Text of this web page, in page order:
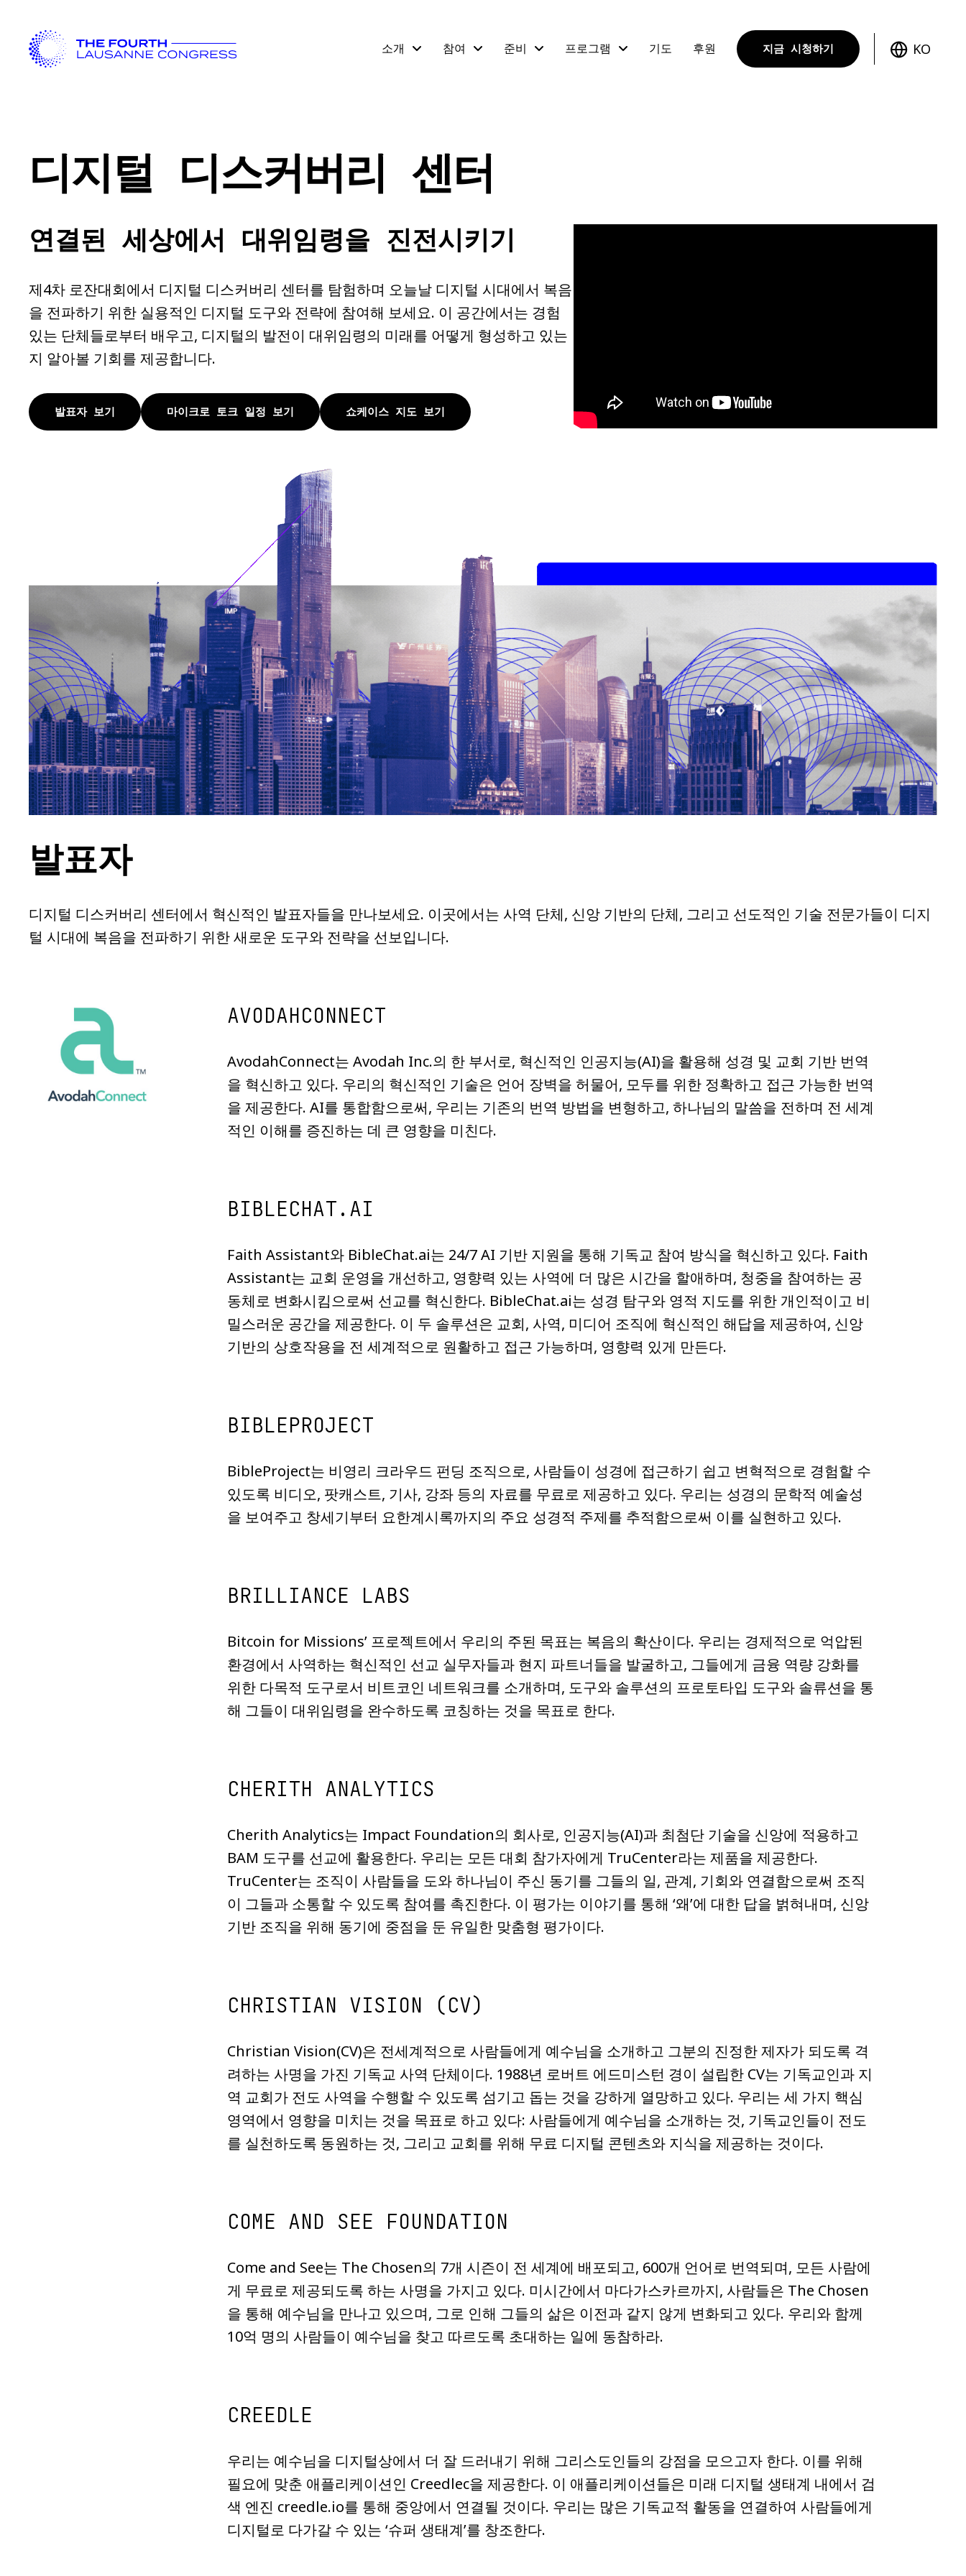
소개 참여 준비 프로그램 기도 후원 지금 시청하기 KO
디지털 디스커버리 센터
연결된 세상에서 대위임령을 진전시키기
제4차 로잔대회에서 디지털 디스커버리 센터를 탐험하며 오늘날 디지털 시대에서 복음
을 전파하기 위한 실용적인 디지털 도구와 전략에 참여해 보세요. 이 공간에서는 경험
있는 단체들로부터 배우고, 디지털의 발전이 대위임령의 미래를 어떻게 형성하고 있는
지 알아볼 기회를 제공합니다.
발표자 보기 마이크로 토크 일정 보기 쇼케이스 지도 보기
발표자
디지털 디스커버리 센터에서 혁신적인 발표자들을 만나보세요. 이곳에서는 사역 단체, 신앙 기반의 단체, 그리고 선도적인 기술 전문가들이 디지
털 시대에 복음을 전파하기 위한 새로운 도구와 전략을 선보입니다.
AVODAHCONNECT
AvodahConnect는 Avodah Inc.의 한 부서로, 혁신적인 인공지능(AI)을 활용해 성경 및 교회 기반 번역
을 혁신하고 있다. 우리의 혁신적인 기술은 언어 장벽을 허물어, 모두를 위한 정확하고 접근 가능한 번역
을 제공한다. AI를 통합함으로써, 우리는 기존의 번역 방법을 변형하고, 하나님의 말씀을 전하며 전 세계
적인 이해를 증진하는 데 큰 영향을 미친다.
BIBLECHAT.AI
Faith Assistant와 BibleChat.ai는 24/7 AI 기반 지원을 통해 기독교 참여 방식을 혁신하고 있다. Faith
Assistant는 교회 운영을 개선하고, 영향력 있는 사역에 더 많은 시간을 할애하며, 청중을 참여하는 공
동체로 변화시킴으로써 선교를 혁신한다. BibleChat.ai는 성경 탐구와 영적 지도를 위한 개인적이고 비
밀스러운 공간을 제공한다. 이 두 솔루션은 교회, 사역, 미디어 조직에 혁신적인 해답을 제공하여, 신앙
기반의 상호작용을 전 세계적으로 원활하고 접근 가능하며, 영향력 있게 만든다.
BIBLEPROJECT
BibleProject는 비영리 크라우드 펀딩 조직으로, 사람들이 성경에 접근하기 쉽고 변혁적으로 경험할 수
있도록 비디오, 팟캐스트, 기사, 강좌 등의 자료를 무료로 제공하고 있다. 우리는 성경의 문학적 예술성
을 보여주고 창세기부터 요한계시록까지의 주요 성경적 주제를 추적함으로써 이를 실현하고 있다.
BRILLIANCE LABS
Bitcoin for Missions’ 프로젝트에서 우리의 주된 목표는 복음의 확산이다. 우리는 경제적으로 억압된
환경에서 사역하는 혁신적인 선교 실무자들과 현지 파트너들을 발굴하고, 그들에게 금융 역량 강화를
위한 다목적 도구로서 비트코인 네트워크를 소개하며, 도구와 솔루션의 프로토타입 도구와 솔류션을 통
해 그들이 대위임령을 완수하도록 코칭하는 것을 목표로 한다.
CHERITH ANALYTICS
Cherith Analytics는 Impact Foundation의 회사로, 인공지능(AI)과 최첨단 기술을 신앙에 적용하고
BAM 도구를 선교에 활용한다. 우리는 모든 대회 참가자에게 TruCenter라는 제품을 제공한다.
TruCenter는 조직이 사람들을 도와 하나님이 주신 동기를 그들의 일, 관계, 기회와 연결함으로써 조직
이 그들과 소통할 수 있도록 참여를 촉진한다. 이 평가는 이야기를 통해 ‘왜’에 대한 답을 벍혀내며, 신앙
기반 조직을 위해 동기에 중점을 둔 유일한 맞춤형 평가이다.
CHRISTIAN VISION (CV)
Christian Vision(CV)은 전세계적으로 사람들에게 예수님을 소개하고 그분의 진정한 제자가 되도록 격
려하는 사명을 가진 기독교 사역 단체이다. 1988년 로버트 에드미스턴 경이 설립한 CV는 기독교인과 지
역 교회가 전도 사역을 수행할 수 있도록 섬기고 돕는 것을 강하게 열망하고 있다. 우리는 세 가지 핵심
영역에서 영향을 미치는 것을 목표로 하고 있다: 사람들에게 예수님을 소개하는 것, 기독교인들이 전도
를 실천하도록 동원하는 것, 그리고 교회를 위해 무료 디지털 콘텐츠와 지식을 제공하는 것이다.
COME AND SEE FOUNDATION
Come and See는 The Chosen의 7개 시즌이 전 세계에 배포되고, 600개 언어로 번역되며, 모든 사람에
게 무료로 제공되도록 하는 사명을 가지고 있다. 미시간에서 마다가스카르까지, 사람들은 The Chosen
을 통해 예수님을 만나고 있으며, 그로 인해 그들의 삶은 이전과 같지 않게 변화되고 있다. 우리와 함께
10억 명의 사람들이 예수님을 찾고 따르도록 초대하는 일에 동참하라.
CREEDLE
우리는 예수님을 디지털상에서 더 잘 드러내기 위해 그리스도인들의 강점을 모으고자 한다. 이를 위해
필요에 맞춘 애플리케이션인 Creedlec을 제공한다. 이 애플리케이션들은 미래 디지털 생태계 내에서 검
색 엔진 creedle.io를 통해 중앙에서 연결될 것이다. 우리는 많은 기독교적 활동을 연결하여 사람들에게
디지털로 다가갈 수 있는 ‘슈퍼 생태계’를 창조한다.